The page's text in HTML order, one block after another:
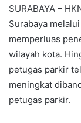
SURABAYA –
Surabaya
memperluas
wilayah kota.
petugas parkir
meningkat
petugas parkir.